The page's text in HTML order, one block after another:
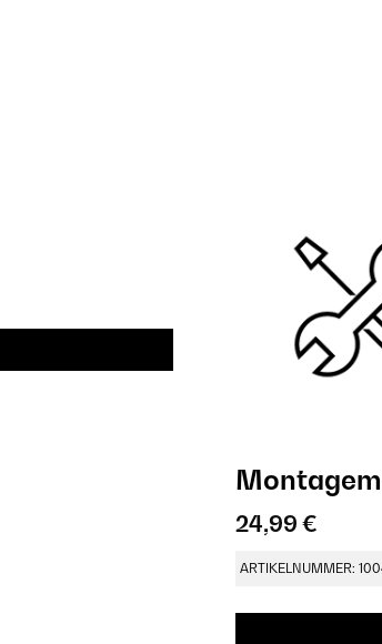
24,99 €
ARTIKELNUMMER: